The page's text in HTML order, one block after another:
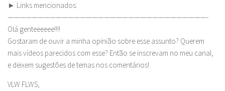
► Links mencionados:
—————————————————————————————————-
Olá genteeeeee!!!!
Gostaram de ouvir a minha opinião sobre esse assunto? Querem
mais vídeos parecidos com esse? Então se inscrevam no meu canal,
e deixem sugestões de temas nos comentários!
VLW FLWS,